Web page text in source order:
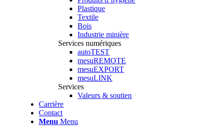
Plastique
Textile
Bois
Industrie minière
Services numériques
autoTEST
mesuREMOTE
mesuEXPORT
mesuLINK
Services
Valeurs & soutien
Carrière
Contact
Menu Menu